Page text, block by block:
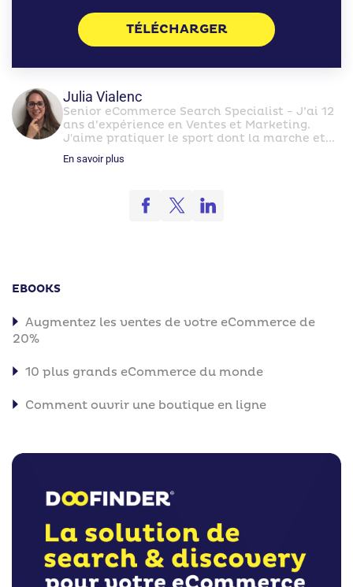
TÉLÉCHARGER
Julia Vialenc
Senior eCommerce Search Specialist - J’ai 12
ans d’expérience en Ventes et Marketing.
J'aime pratiquer le sport dont la marche et...
En savoir plus
EBOOKS
Augmentez les ventes de votre eCommerce de
20%
10 plus grands eCommerce du monde
Comment ouvrir une boutique en ligne